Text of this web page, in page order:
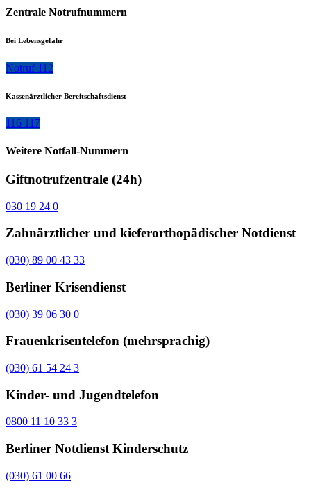
Zentrale Notrufnummern
Bei Lebensgefahr
Notruf 112
Kassenärztlicher Bereitschaftsdienst
116 117
Weitere Notfall-Nummern
Giftnotrufzentrale (24h)
030 19 24 0
Zahnärztlicher und kieferorthopädischer Notdienst
(030) 89 00 43 33
Berliner Krisendienst
(030) 39 06 30 0
Frauenkrisentelefon (mehrsprachig)
(030) 61 54 24 3
Kinder- und Jugendtelefon
0800 11 10 33 3
Berliner Notdienst Kinderschutz
(030) 61 00 66